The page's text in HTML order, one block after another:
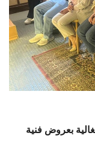
الطلاب
هيئة التدريس
الدراسات العليا
بعروض فنية